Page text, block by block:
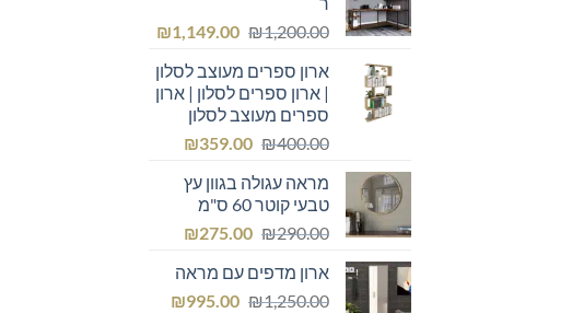
₪1,200.00
המחיר
היה:
₪1,200.00.
₪1,149.00
המחיר
הוא:
₪1,149.00.
ארון ספרים מעוצב לסלון
| ארון ספרים לסלון | ארון
ספרים מעוצב לסלון
₪400.00
המחיר
היה:
₪400.00.
₪359.00
המחיר
הוא:מראה עגולה בגוון עץ
טבעי קוטר 60 ס"מ
₪290.00
המחיר
היה:
₪290.00.
₪275.00
המחיר
הוא:
₪275.00.
ארון מדפים עם מראה
₪1,250.00
המחיר ₪995.00
המחיר